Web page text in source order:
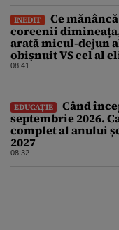
INEDIT
Ce
coreenii
arată micul-dejun
obișnuit VS cel al
Phenian
08:41
EDUCAȚIE
Când
septembrie 2026.
complet al anului
2027
08:32